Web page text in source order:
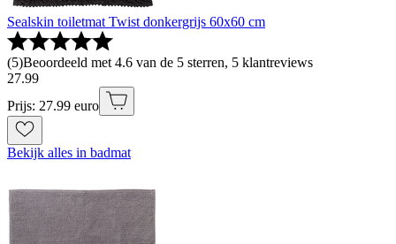
Sealskin toiletmat Twist donkergrijs 60x60 cm
(5)Beoordeeld met 4.6 van de 5 sterren, 5 klantreviews
27.99
Prijs: 27.99 euro
Bekijk alles in badmat